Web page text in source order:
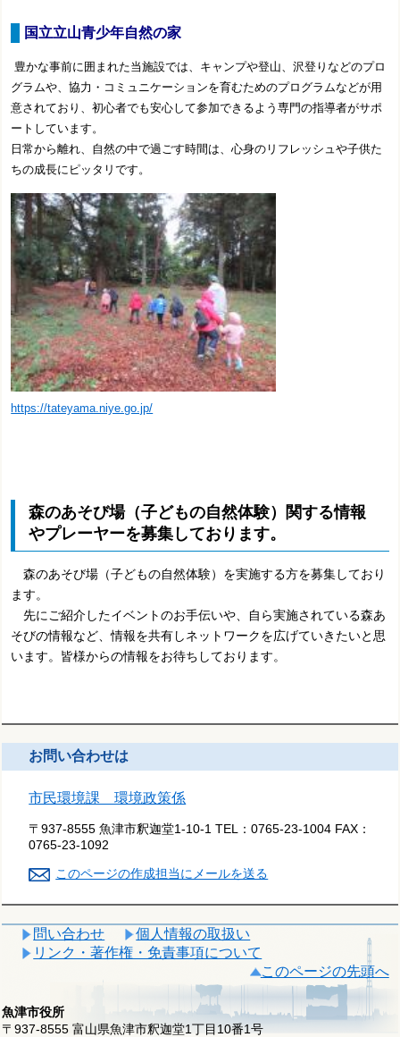
国立立山青少年自然の家
豊かな事前に囲まれた当施設では、キャンプや登山、沢登りなどのプロ
グラムや、協力・コミュニケーションを育むためのプログラムなどが用
意されており、初心者でも安心して参加できるよう専門の指導者がサポ
ートしています。
日常から離れ、自然の中で過ごす時間は、心身のリフレッシュや子供た
ちの成長にピッタリです。
https://tateyama.niye.go.jp/
森のあそび場（子どもの自然体験）関する情報
やプレーヤーを募集しております。
森のあそび場（子どもの自然体験）を実施する方を募集しており
ます。
先にご紹介したイベントのお手伝いや、自ら実施されている森あ
そびの情報など、情報を共有しネットワークを広げていきたいと思
います。皆様からの情報をお待ちしております。
お問い合わせは
市民環境課 環境政策係
〒937-8555 魚津市釈迦堂1-10-1 TEL：0765-23-1004 FAX：
0765-23-1092
このページの作成担当にメールを送る
問い合わせ
個人情報の取扱い
リンク・著作権・免責事項について
このページの先頭へ
魚津市役所
〒937-8555 富山県魚津市釈迦堂1丁目10番1号